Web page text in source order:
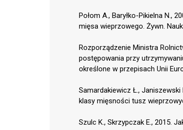
Połom A., Baryłko-Pikielna N.,
mięsa wieprzowego. Żywn.
Rozporządzenie Ministra
postępowania przy
określone w przepisach Unii
Samardakiewicz Ł., Janiszewski
klasy mięsności tusz
Szulc K., Skrzypczak E., 2015.